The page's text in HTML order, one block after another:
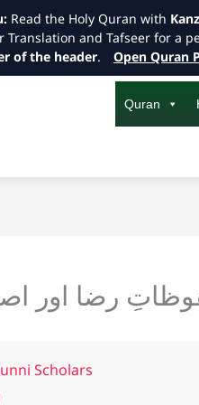
Quran
رضا اور
Scholars
Read the Holy Quran with
Translation and Tafseer for a
of the header. Open Quran